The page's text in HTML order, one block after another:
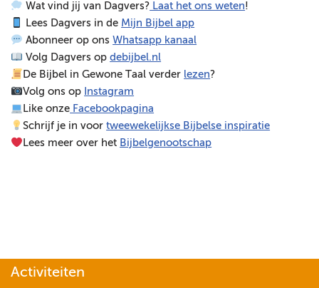
s
p
e
l
e
r
Wat vind jij van Dagvers? Laat het ons weten!
Lees Dagvers in de Mijn Bijbel app
Abonneer op onsWhatsapp kanaal
Volg Dagvers opdebijbel.nl
De Bijbel in Gewone Taal verder lezen?
Volg ons op Instagram
Like onze Facebookpagina
Schrijf je in voortweewekelijkse Bijbelse inspiratie
Lees meer over het Bijbelgenootschap
Activiteiten